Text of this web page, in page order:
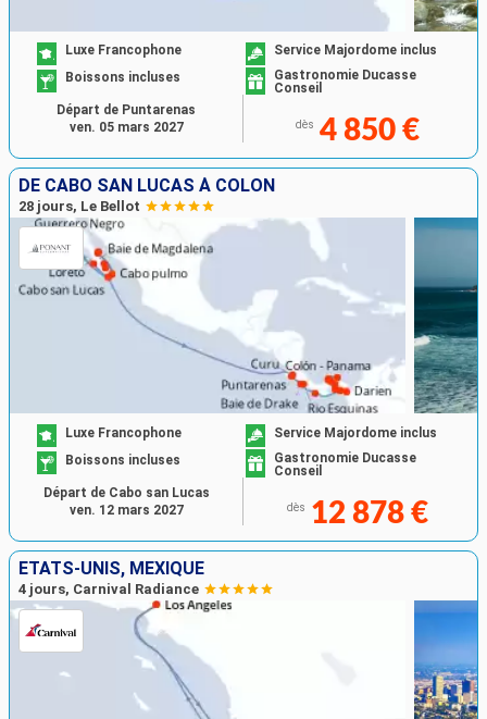
Luxe Francophone
Service Majordome inclus
Boissons incluses
Gastronomie Ducasse
Conseil
dès 4 850 €
Départ de Puntarenas
ven. 05 mars 2027
DE CABO SAN LUCAS À COLON
28 jours, Le Bellot
Luxe Francophone
Service Majordome inclus
Boissons incluses
Gastronomie Ducasse
Conseil
dès 12 878 €
Départ de Cabo san Lucas
ven. 12 mars 2027
ÉTATS-UNIS, MEXIQUE
4 jours, Carnival Radiance